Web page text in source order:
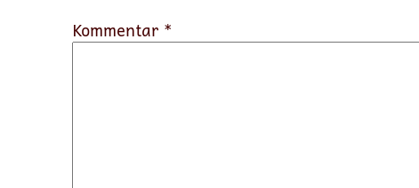
Kommentar *